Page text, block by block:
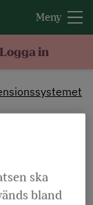
Logga in
mer
ska
bland